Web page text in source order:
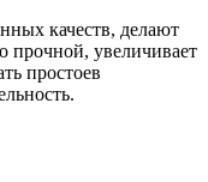
качеств, делают
увеличивает
простоев